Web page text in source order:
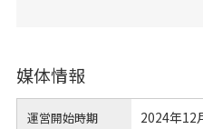
媒体情報
運営開始時期 2024年12